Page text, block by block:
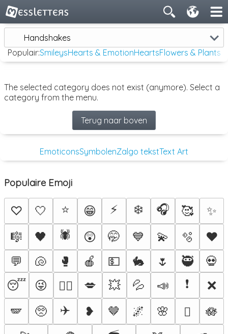
Handshakes
Populair:SmileysHearts & EmotionHeartsFlowers & Plants
The selected category does not exist (anymore). Select a
category from the menu.
Terug naar boven
EmoticonsSymbolenZalgo tekstText Art
Populaire Emoji
♡ 🤍 ⭐ 😁 ⚡ ❄️ 🎧 🥰
✨
🎼
🖤 🕷️ 😲 🤭 💙 💫 🫧
♥️
💬
🐚 🥊 🍎 💵 🐇 🌷 🥷
💀
😴
😜 ❤️‍🔥 💋 💥 💦 📣 ❗
❌
🪽
🥺 ✈️ ❥ 🤎 🌌 🌸 🫟
🪷